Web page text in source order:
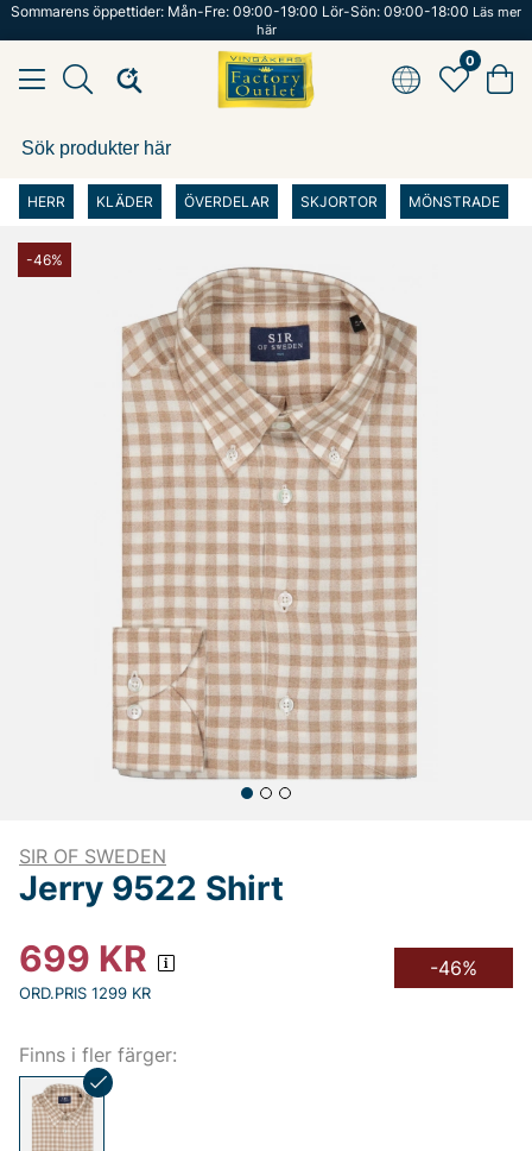
Sommarens öppettider: Mån-Fre: 09:00-19:00 Lör-Sön: 09:00-18:00 Läs mer
här
0
HERR KLÄDER ÖVERDELAR SKJORTOR MÖNSTRADE
-46%
SIR OF SWEDEN
Jerry 9522 Shirt
699 KR
ORD.PRIS 1299 KR
-46%
Finns i fler färger: